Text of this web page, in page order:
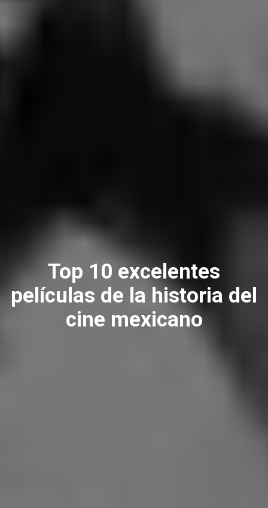
Top 10 excelentes
películas de la historia del
cine mexicano